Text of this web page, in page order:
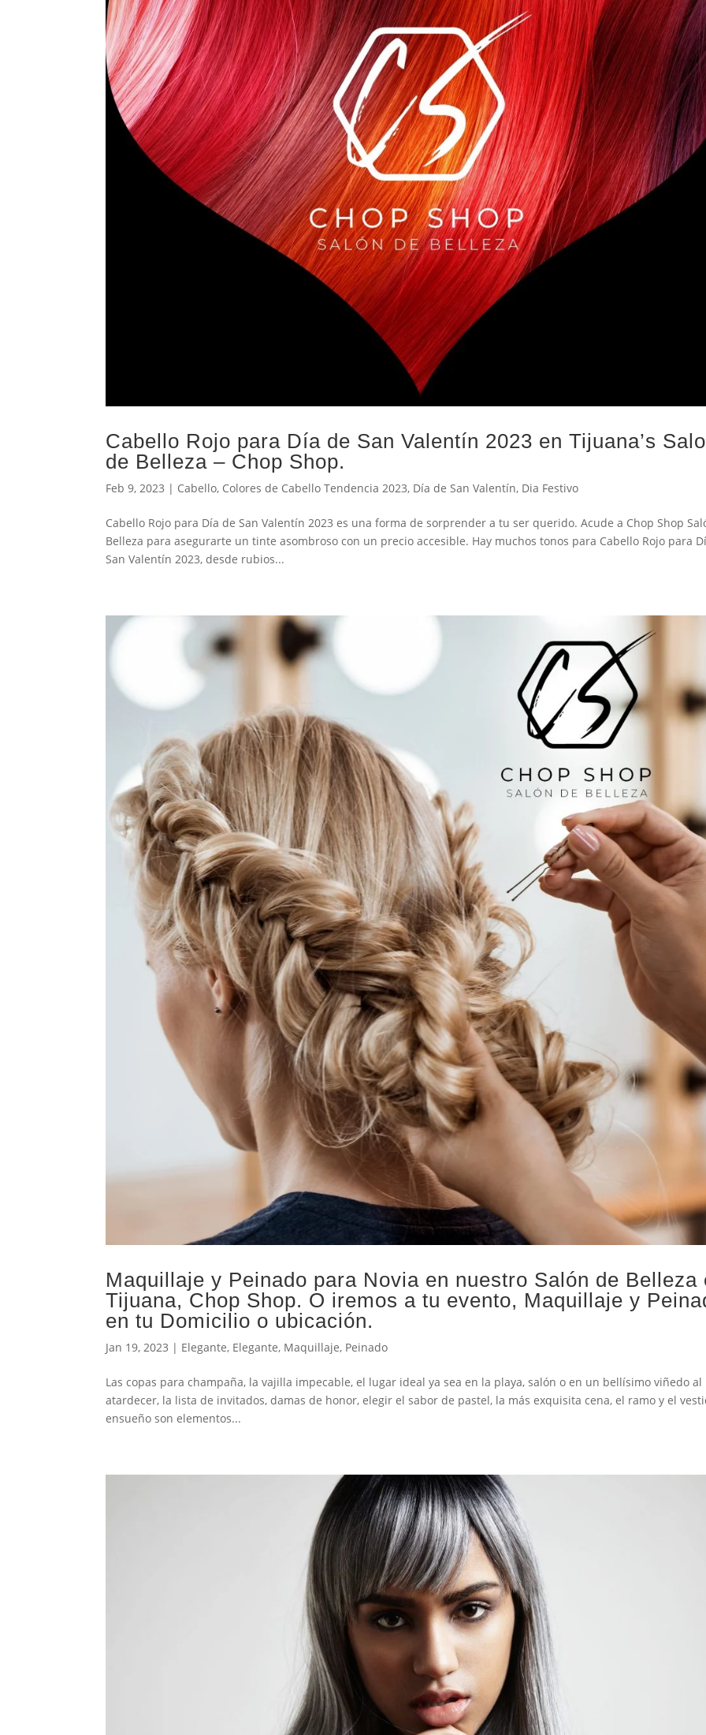
Cabello Rojo para Día de San Valentín 2023 en Tijuana’s
de Belleza – Chop Shop.
Feb 9, 2023 | Cabello, Colores de Cabello Tendencia 2023, Día de San Valentín, Dia Festivo
Cabello Rojo para Día de San Valentín 2023 es una forma de sorprender a tu ser querido. Acude a Chop Shop
Belleza para asegurarte un tinte asombroso con un precio accesible. Hay muchos tonos para Cabello Rojo para
San Valentín 2023, desde rubios...
Maquillaje y Peinado para Novia en nuestro Salón de Belleza
Tijuana, Chop Shop. O iremos a tu evento, Maquillaje y
en tu Domicilio o ubicación.
Jan 19, 2023 | Elegante, Elegante, Maquillaje, Peinado
Las copas para champaña, la vajilla impecable, el lugar ideal ya sea en la playa, salón o en un bellísimo viñedo al
atardecer, la lista de invitados, damas de honor, elegir el sabor de pastel, la más exquisita cena, el ramo y el
ensueño son elementos...